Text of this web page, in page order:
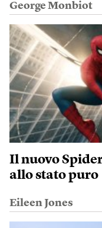
George Monbiot
Il nuovo
allo stato puro
Eileen Jones